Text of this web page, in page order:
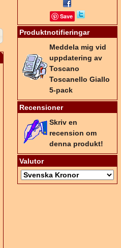
Save
Produktnotifieringar
Meddela mig vid
uppdatering av
Toscano
Toscanello Giallo
5-pack
Recensioner
Skriv en
recension om
denna produkt!
Valutor